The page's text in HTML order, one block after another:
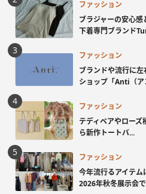
ファッション
ブラジャーの安心感
下着専門ブランド
ファッション
ブランドや流行に
ショップ「Anti（ア
ファッション
テディベアやロー
ら新作トートバ...
ファッション
今年流行るアイテ
2026年秋冬展示会